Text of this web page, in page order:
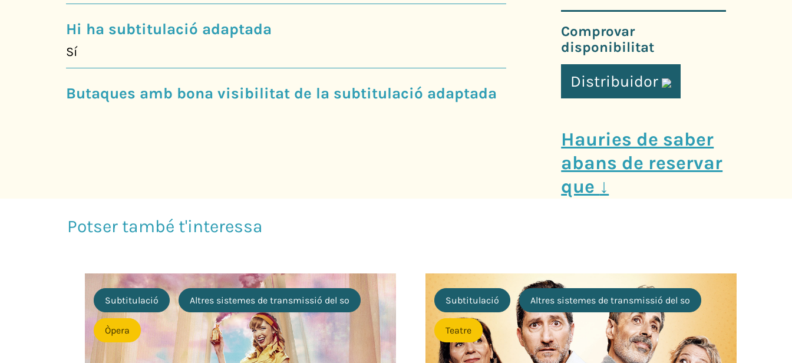
Hi ha subtitulació adaptada
Sí
Butaques amb bona visibilitat de la subtitulació adaptada
Comprovar
disponibilitat
Distribuidor
Hauries de saber
abans de reservar
que ↓
Subtitulació Altres sistemes de transmissió del so
Òpera
Subtitulació Altres sistemes de transmissió del so
Teatre